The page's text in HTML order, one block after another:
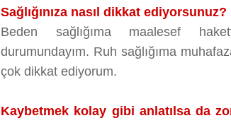
Sağlığınıza nasıl dikkat ediyorsunuz?
Beden sağlığıma maalesef
durumundayım. Ruh sağlığıma
çok dikkat ediyorum.
Kaybetmek kolay gibi anlatılsa da